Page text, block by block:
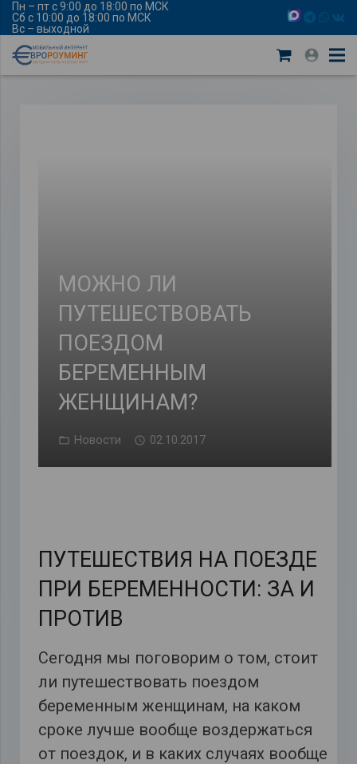
Пн – пт с 9:00 до 18:00 по МСК
Сб с 10:00 до 18:00 по МСК
Вс – выходной
МОЖНО ЛИ
ПУТЕШЕСТВОВАТЬ
ПОЕЗДОМ
БЕРЕМЕННЫМ
ЖЕНЩИНАМ?
Новости 02.10.2017
ПУТЕШЕСТВИЯ НА ПОЕЗДЕ
ПРИ БЕРЕМЕННОСТИ: ЗА И
ПРОТИВ
Сегодня мы поговорим о том, стоит
ли путешествовать поездом
беременным женщинам, на каком
сроке лучше вообще воздержаться
от поездок, и в каких случаях вообще